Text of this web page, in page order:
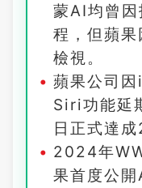
蒙AI均曾
程，但蘋
檢視。
蘋果公司
Siri功能延
日正式達成
2024年
果首度公